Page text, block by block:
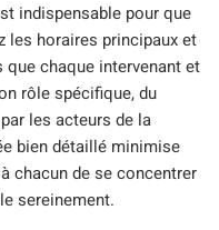
indispensable pour que
les horaires principaux et
chaque intervenant et
rôle spécifique, du
les acteurs de la
bien détaillé minimise
chacun de se concentrer
sereinement.